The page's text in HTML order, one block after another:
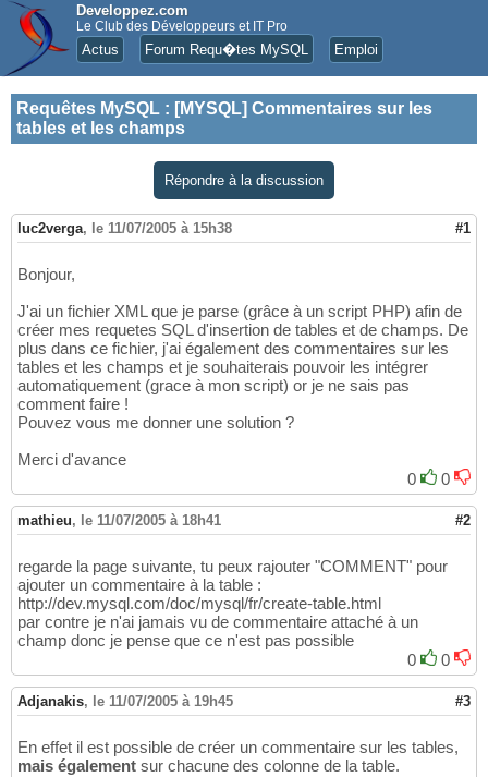
Developpez.com
Le Club des Développeurs et IT Pro
Actus Forum Requ�tes MySQL Emploi
Requêtes MySQL : [MYSQL] Commentaires sur les
tables et les champs
Répondre à la discussion
luc2verga, le 11/07/2005 à 15h38 #1
Bonjour,
J'ai un fichier XML que je parse (grâce à un script PHP) afin de
créer mes requetes SQL d'insertion de tables et de champs. De
plus dans ce fichier, j'ai également des commentaires sur les
tables et les champs et je souhaiterais pouvoir les intégrer
automatiquement (grace à mon script) or je ne sais pas
comment faire !
Pouvez vous me donner une solution ?
Merci d'avance
0
0
mathieu, le 11/07/2005 à 18h41 #2
regarde la page suivante, tu peux rajouter "COMMENT" pour
ajouter un commentaire à la table :
http://dev.mysql.com/doc/mysql/fr/create-table.html
par contre je n'ai jamais vu de commentaire attaché à un
champ donc je pense que ce n'est pas possible
0
0
Adjanakis, le 11/07/2005 à 19h45 #3
En effet il est possible de créer un commentaire sur les tables,
mais également sur chacune des colonne de la table.